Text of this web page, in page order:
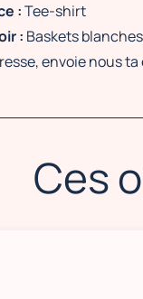
:Tee-shirt
: Baskets
envoie nous
Ces